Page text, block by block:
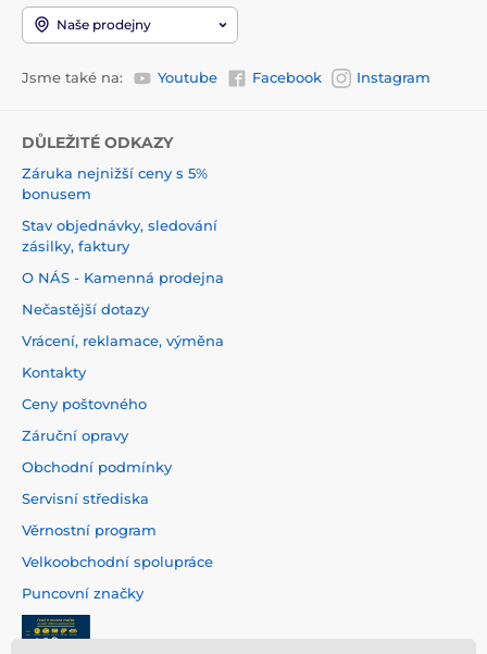
Naše prodejny
Jsme také na: Youtube Facebook Instagram
DŮLEŽITÉ ODKAZY
Záruka nejnižší ceny s 5%
bonusem
Stav objednávky, sledování
zásilky, faktury
O NÁS - Kamenná prodejna
Nečastější dotazy
Vrácení, reklamace, výměna
Kontakty
Ceny poštovného
Záruční opravy
Obchodní podmínky
Servisní střediska
Věrnostní program
Velkoobchodní spolupráce
Puncovní značky